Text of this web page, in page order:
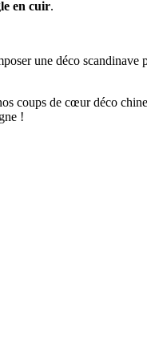
en cuir.
une déco scandinave
coups de cœur déco
!